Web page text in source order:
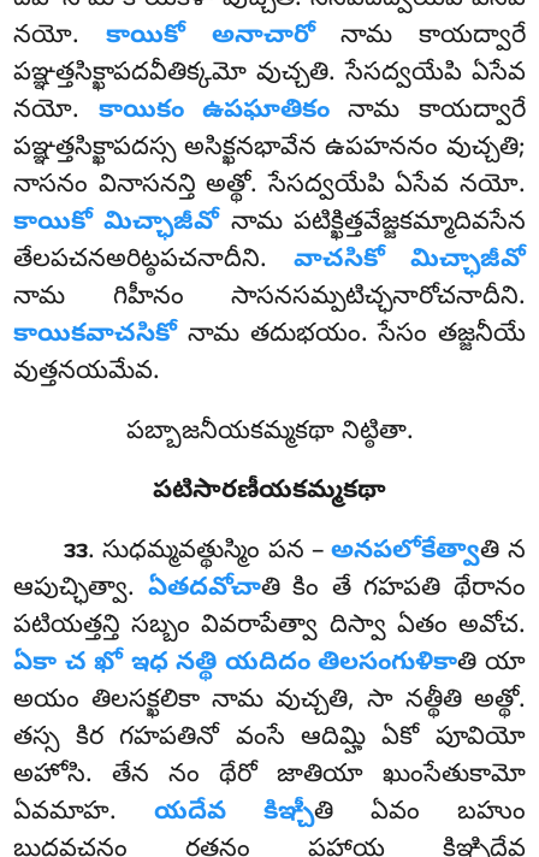
నయో. కాయికో అనాచారోనామ కాయద్వారే
పఞ్ఞత్తసిక్ఖాపదవీతిక్కమో వుచ్చతి. సేసద్వయేపి ఏసేవ
నయో. కాయికం ఉపఘాతికం నామ కాయద్వారే
పఞ్ఞత్తసిక్ఖాపదస్స అసిక్ఖనభావేన ఉపహననం వుచ్చతి;
నాసనం వినాసనన్తి అత్థో. సేసద్వయేపిఏసేవ నయో.
కాయికో మిచ్ఛాజీవోనామ పటిక్ఖిత్తవేజ్జకమ్మాదివసేన
తేలపచనఅరిట్ఠపచనాదీని. వాచసికో మిచ్ఛాజీవో
నామ గిహీనం సాసనసమ్పటిచ్ఛనారోచనాదీని.
కాయికవాచసికోనామ తదుభయం. సేసం తజ్జనీయే
వుత్తనయమేవ.
పబ్బాజనీయకమ్మకథా నిట్ఠితా.
పటిసారణీయకమ్మకథా
౩౩. సుధమ్మవత్థుస్మిం పన –అనపలోకేత్వాతి న
ఆపుచ్ఛిత్వా. ఏతదవోచాతి కిం తే గహపతి థేరానం
పటియత్తన్తి సబ్బం వివరాపేత్వా దిస్వా ఏతం అవోచ.
ఏకా చ ఖో ఇధ నత్థి యదిదం తిలసంగుళికాతి యా
అయం తిలసక్ఖలికా నామ వుచ్చతి, సా నత్థీతి అత్థో.
తస్స కిర గహపతినో వంసే ఆదిమ్హి ఏకో పూవియో
అహోసి. తేన నం థేరో జాతియా ఖుంసేతుకామో
ఏవమాహ.యదేవ కిఞ్చీతి ఏవం బహుం